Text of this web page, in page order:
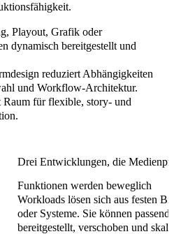
Playout, Grafik oder
dynamisch bereitgestellt und
reduziert Abhängigkeiten
und Workflow-Architektur.
Raum für flexible, story- und
Drei Entwicklungen, die
Funktionen werden beweglich
Workloads lösen sich aus festen
oder Systeme. Sie können
bereitgestellt, verschoben und